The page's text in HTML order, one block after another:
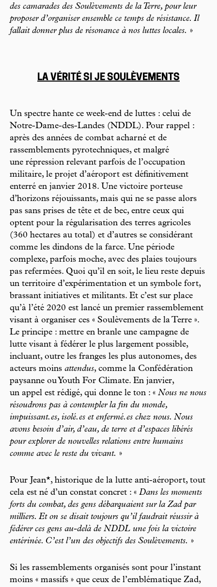
des camarades des Soulèvements de la Terre, pour leur
proposer d’organiser ensemble ce temps de résistance. Il
fallait donner plus de résonance à nos luttes locales. »
LA VÉRITÉ SI JE SOULÈVEMENTS
Un spectre hante ce week-end de luttes : celui de
Notre-Dame-des-Landes (NDDL). Pour rappel :
après des années de combat acharné et de
rassemblements pyrotechniques, et malgré
une répression relevant parfois de l’occupation
militaire, le projet d’aéroport est définitivement
enterré en janvier 2018. Une victoire porteuse
d’horizons réjouissants, mais qui ne se passe alors
pas sans prises de tête et de bec, entre ceux qui
optent pour la régularisation des terres agricoles
(360 hectares au total) et d’autres se considérant
comme les dindons de la farce. Une période
complexe, parfois moche, avec des plaies toujours
pas refermées. Quoi qu’il en soit, le lieu reste depuis
un territoire d’expérimentation et un symbole fort,
brassant initiatives et militants. Et c’est sur place
qu’à l’été 2020 est lancé un premier rassemblement
visant à organiser ces « Soulèvements de la Terre ».
Le principe : mettre en branle une campagne de
lutte visant à fédérer le plus largement possible,
incluant, outre les franges les plus autonomes, des
acteurs moins attendus, comme la Confédération
paysanne ou Youth For Climate. En janvier,
un appel est rédigé, qui donne le ton : « Nous ne nous
résoudrons pas à contempler la fin du monde,
impuissant.es, isolé.es et enfermé.es chez nous. Nous
avons besoin d’air, d’eau, de terre et d’espaces libérés
pour explorer de nouvelles relations entre humains
comme avec le reste du vivant. »
Pour Jean*, historique de la lutte anti-aéroport, tout
cela est né d’un constat concret : « Dans les moments
forts du combat, des gens débarquaient sur la Zad par
milliers. Et on se disait toujours qu’il faudrait réussir à
fédérer ces gens au-delà de NDDL une fois la victoire
entérinée. C’est l’un des objectifs des Soulèvements. »
Si les rassemblements organisés sont pour l’instant
moins « massifs » que ceux de l’emblématique Zad,